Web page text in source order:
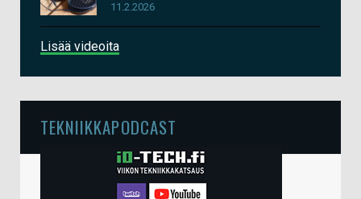
11.2.2026
Lisää videoita
TEKNIIKKAPODCAST